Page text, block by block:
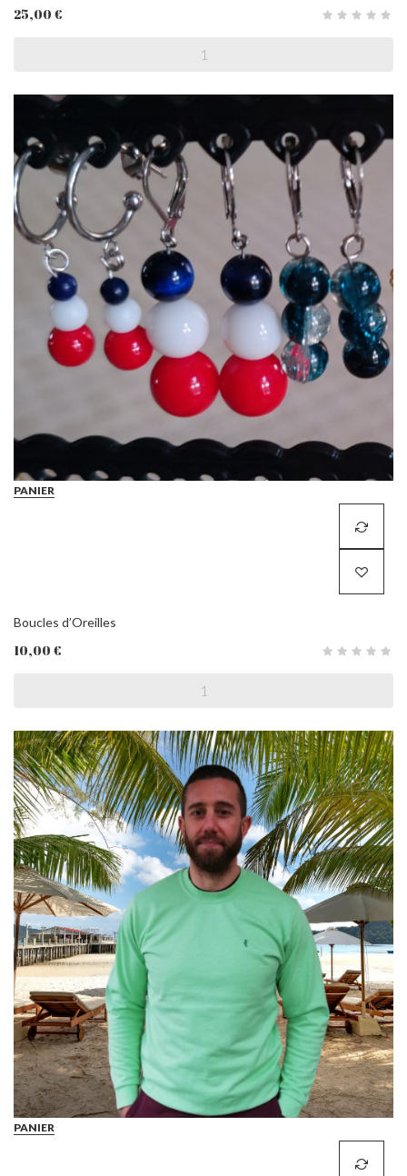
25,00 €
PANIER
Boucles d’Oreilles
10,00 €
PANIER